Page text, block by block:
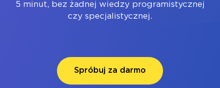
5 minut, bez żadnej wiedzy programistycznej
czy specjalistycznej.
Spróbuj za darmo